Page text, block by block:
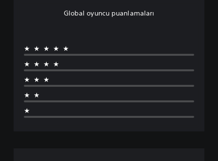
Global oyuncu puanlamaları
★★★★★
★★★★
★★★
★★
★